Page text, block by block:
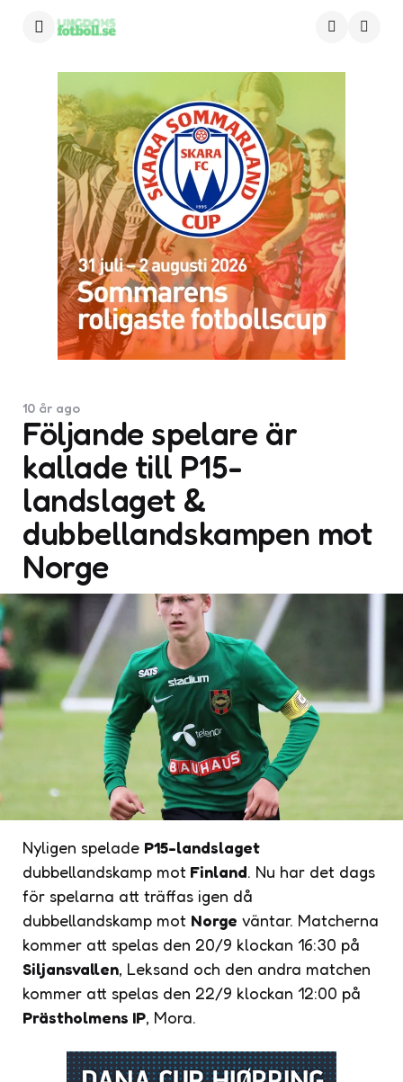
Följande spelare är
kallade till P15-
landslaget &
dubbellandskampen mot
Norge
10 år ago
Nyligen spelade P15-landslaget
dubbellandskamp mot Finland. Nu har det dags
för spelarna att träffas igen då
dubbellandskamp mot Norge väntar. Matcherna
kommer att spelas den 20/9 klockan 16:30 på
Siljansvallen, Leksand och den andra matchen
kommer att spelas den 22/9 klockan 12:00 på
Prästholmens IP, Mora.